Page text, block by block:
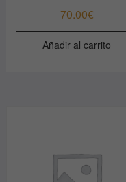
70.00€
Añadir al carrito